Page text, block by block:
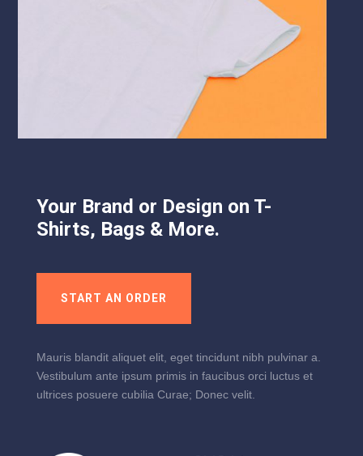
Your Brand or Design on T-
Shirts, Bags & More.
START AN ORDER
Mauris blandit aliquet elit, eget tincidunt nibh pulvinar a.
Vestibulum ante ipsum primis in faucibus orci luctus et
ultrices posuere cubilia Curae; Donec velit.